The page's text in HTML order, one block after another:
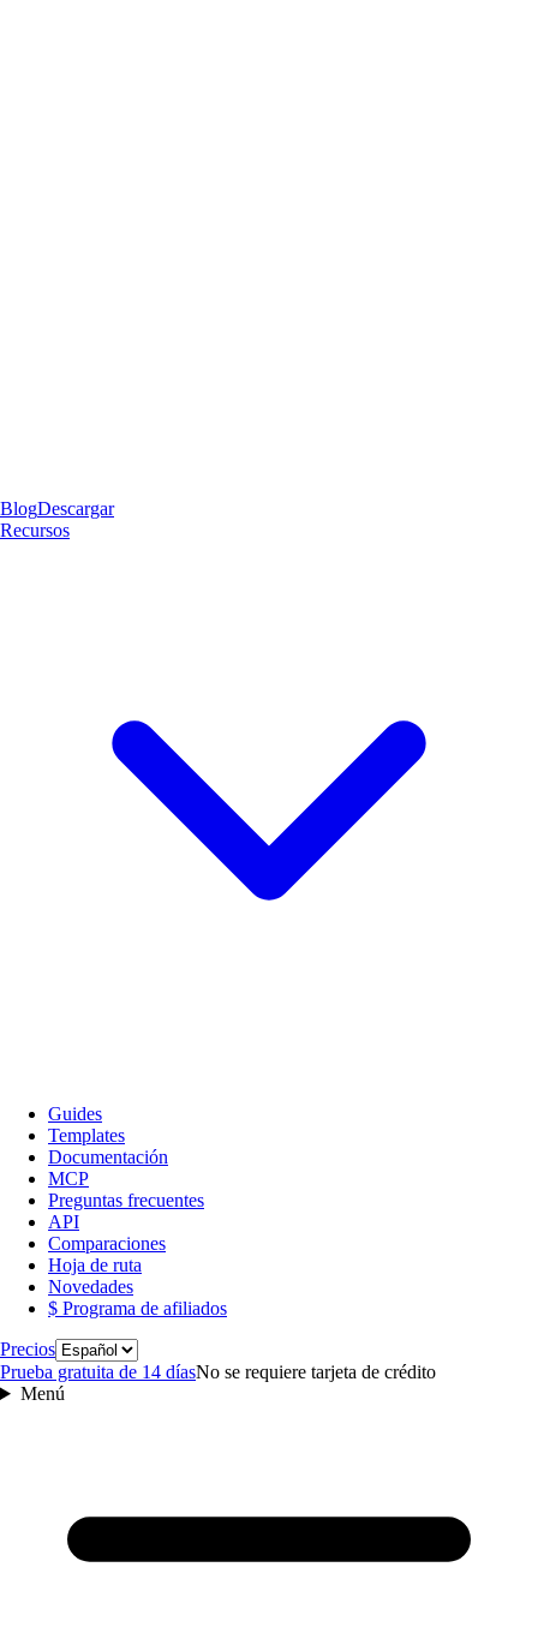
BlogDescargar
Recursos
Guides
Templates
Documentación
MCP
Preguntas frecuentes
API
Comparaciones
Hoja de ruta
Novedades
$ Programa de afiliados
PreciosIdioma
Prueba gratuita de 14 díasNo se requiere tarjeta de crédito
Menú